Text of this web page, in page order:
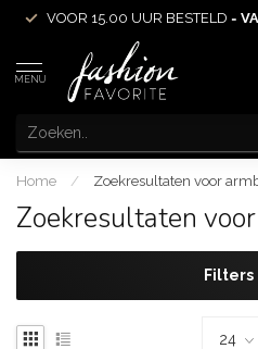
VOOR 15.00 UUR BESTELD =
MENU
Home / Zoekresultaten voor
Zoekresultaten
Filters